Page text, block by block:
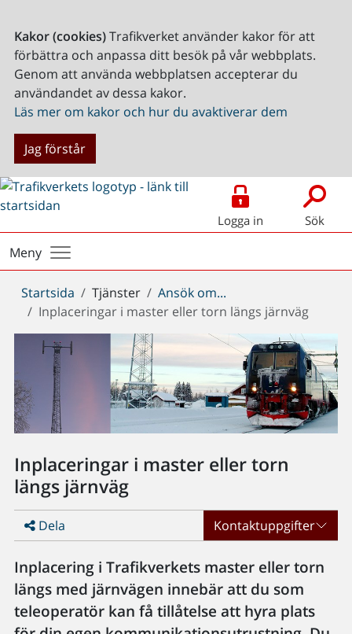
Kakor (cookies)Trafikverket använder kakor för att
förbättra och anpassa ditt besök på vår webbplats.
Genom att använda webbplatsen accepterar du
användandet av dessa kakor.
Läs mer om kakor och hur du avaktiverar dem
Jag förstår
Logga in Sök
Meny
Du
är
här:
Startsida Tjänster
Ansök om...
Inplaceringar i master eller torn längs järnväg
Inplaceringar i master eller torn
längs järnväg
Dela Kontaktuppgifter
Inplacering i Trafikverkets master eller torn
längs med järnvägen innebär att du som
teleoperatör kan få tillåtelse att hyra plats